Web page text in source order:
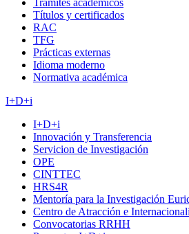
Trámites académicos
Títulos y certificados
RAC
TFG
Prácticas externas
Idioma moderno
Normativa académica
I+D+i
I+D+i
Innovación y Transferencia
Servicion de Investigación
OPE
CINTTEC
HRS4R
Mentoría para la Investigación
Centro de Atracción e
Convocatorias RRHH